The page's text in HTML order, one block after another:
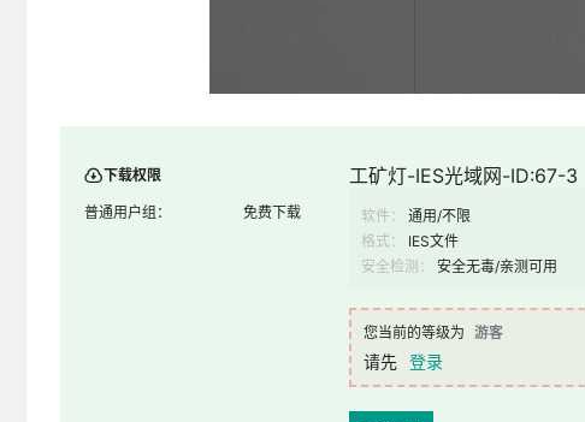
下载权限
普通用户组： 免费下载
工矿灯-IES光域网-ID:67-3
软件： 通用/不限
格式：
IES文件
安全检测：
安全无毒/亲测可用
您当前的等级为 游客
请先 登录